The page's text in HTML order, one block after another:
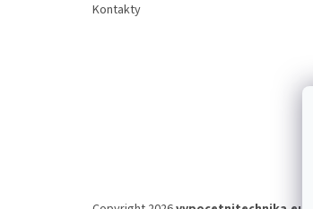
Kontakty